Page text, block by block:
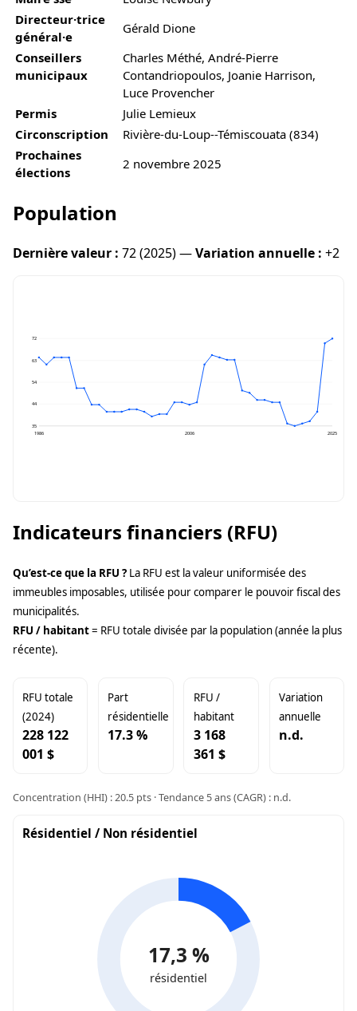
Directeur·trice
général·e
Gérald Dione
Conseillers
municipaux
Charles Méthé, André-Pierre
Contandriopoulos, Joanie Harrison,
Luce Provencher
Permis
Julie Lemieux
Circonscription
Rivière-du-Loup--Témiscouata (834)
Prochaines
élections
2 novembre 2025
Population
Dernière valeur : 72 (2025) —Variation annuelle : +2
72
63
54
44
35
1986
2006 2025
Indicateurs financiers (RFU)
Qu’est-ce que la RFU ? La RFU est la valeur uniformisée des
immeubles imposables, utilisée pour comparer le pouvoir fiscal des
municipalités.
RFU / habitant= RFU totale divisée par la population (année la plus
récente).
RFU totale
(2024)
228 122
001 $
Part
résidentielle
17.3 %
RFU /
habitant
3 168
361 $
Variation
annuelle
n.d.
Concentration (HHI) : 20.5 pts · Tendance 5 ans (CAGR) : n.d.
Résidentiel / Non résidentiel
17,3 %
résidentiel